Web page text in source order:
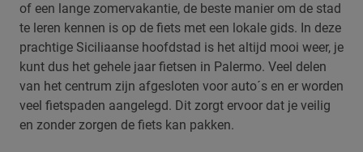
of een lange zomervakantie, de beste manier om de stad
te leren kennen is op de fiets met een lokale gids. In deze
prachtige Siciliaanse hoofdstad is het altijd mooi weer, je
kunt dus het gehele jaar fietsen in Palermo. Veel delen
van het centrum zijn afgesloten voor auto´s en er worden
veel fietspaden aangelegd. Dit zorgt ervoor dat je veilig
en zonder zorgen de fiets kan pakken.